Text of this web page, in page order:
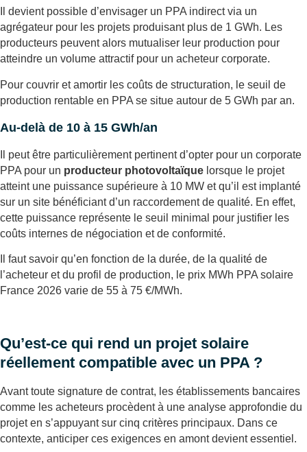
Il devient possible d’envisager un PPA indirect via un
agrégateur pour les projets produisant plus de 1 GWh. Les
producteurs peuvent alors mutualiser leur production pour
atteindre un volume attractif pour un acheteur corporate.
Pour couvrir et amortir les coûts de structuration, le seuil de
production rentable en PPA se situe autour de 5 GWh par an.
Au-delà de 10 à 15 GWh/an
Il peut être particulièrement pertinent d’opter pour un corporate
PPA pour un producteur photovoltaïque lorsque le projet
atteint une puissance supérieure à 10 MW et qu’il est implanté
sur un site bénéficiant d’un raccordement de qualité. En effet,
cette puissance représente le seuil minimal pour justifier les
coûts internes de négociation et de conformité.
Il faut savoir qu’en fonction de la durée, de la qualité de
l’acheteur et du profil de production, le prix MWh PPA solaire
France 2026 varie de 55 à 75 €/MWh.
Qu’est-ce qui rend un projet solaire
réellement compatible avec un PPA ?
Avant toute signature de contrat, les établissements bancaires
comme les acheteurs procèdent à une analyse approfondie du
projet en s’appuyant sur cinq critères principaux. Dans ce
contexte, anticiper ces exigences en amont devient essentiel.